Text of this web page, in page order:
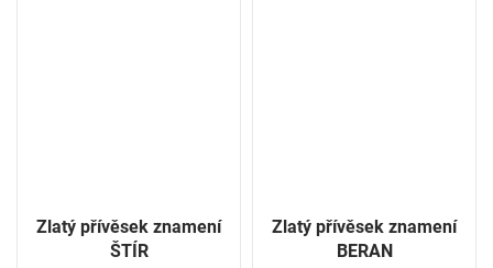
Zlatý přívěsek znamení
ŠTÍR
Zlatý přívěsek znamení
BERAN